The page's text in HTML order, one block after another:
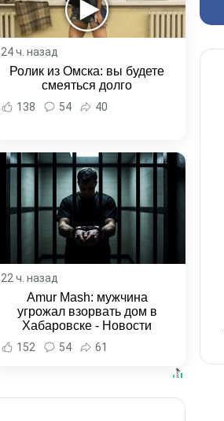
24 ч. назад
Ролик из Омска: вы будете
смеяться долго
138 54 40
22 ч. назад
Amur Mash: мужчина
угрожал взорвать дом в
Хабаровске - Новости
Хабаровска и Хабаровского
края
152 54 61